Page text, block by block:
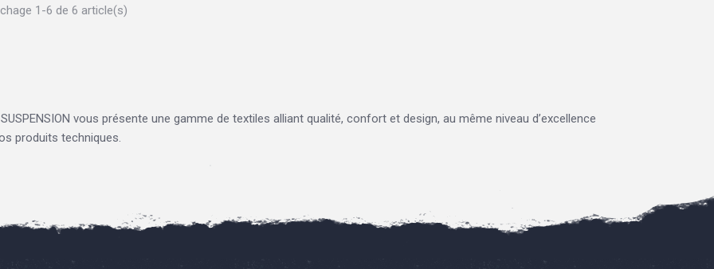
1-6 de 6 article(s)
vous présente une gamme de textiles alliant qualité, confort et design, au même niveau d’excellence
produits techniques.